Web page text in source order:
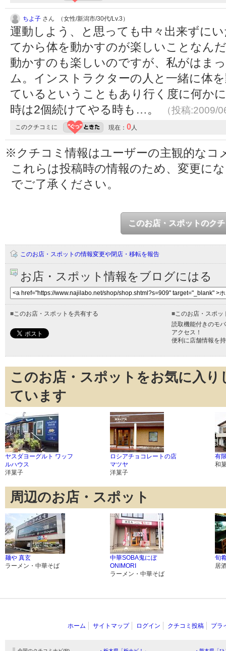
ちよ子 さん （女性/新潟市/30代/Lv.3）
運動しよう、と思っても中々出来ずに
てから体を動かすのが楽しいことなん
動かすのも楽しいのですが、私がはま
ム。インストラクターの人と一緒に体
ているということもあり行く度に何か
時は2個続けてやる時も…。
（投稿
このクチコミに 現在： 0人
※クチコミ情報はユーザーの主観的なコ
これらは投稿時の情報のため、変更に
でご了承ください。
このお店・スポットのク
このお店・スポットの情報変更や閉店・移転を報告
お店・スポット情報をブログにはる
■このお店・スポットを共有する ■このお店・スポッ
読取機能付きのモ
アクセス！
便利に店舗情報を
このお店・スポットをお気に入
ています
ヤスダヨーグルト ワッフ
ルハウス
洋菓子
ロシアチョコレートの店
マツヤ
洋菓子
有
和
周辺のお店・スポット
麺や 真玄
ラーメン・中華そば
中華SOBA鬼にぼ
ONIMORI
ラーメン・中華そば
旬
居
ホーム サイトマップ ログイン クチコミ投稿 プラ